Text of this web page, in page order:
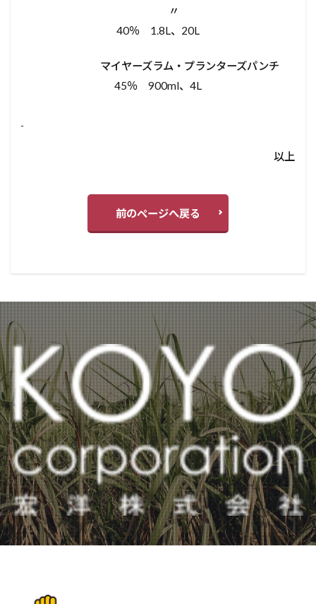
〃
40％ 1.8L、20L
マイヤーズラム・プランターズパンチ
45％ 900ml、4L
以上
前のページへ戻る